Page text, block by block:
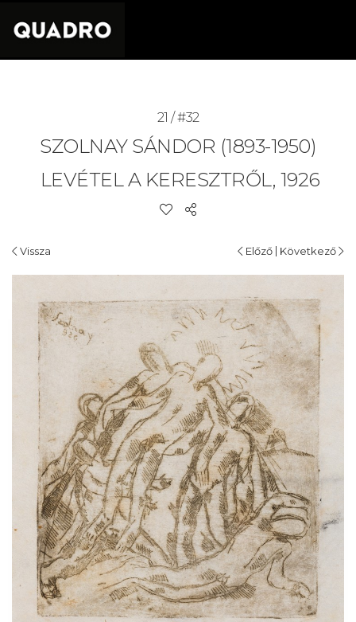
21 / #32
SZOLNAY SÁNDOR (1893-1950)
LEVÉTEL A KERESZTRŐL, 1926
Vissza Előző | Következő